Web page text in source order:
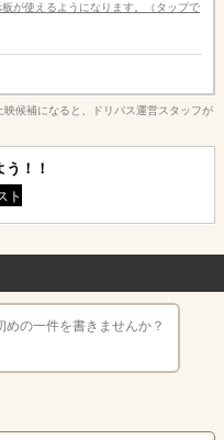
が使えるようになります。（タップで
候補になると、ドリパス運営スタッフが
！！
の一件を書きませんか？